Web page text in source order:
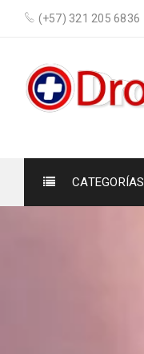
(+57) 321 205 6836
CATEGORÍAS